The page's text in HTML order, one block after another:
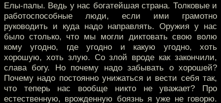
Елы-палы. Ведь у нас богатейшая страна. Толковые и
работоспособные люди, если ими грамотно
руководить и куда надо направлять. Оружия у нас
было столько, что мы могли диктовать свою волю
кому угодно, где угодно и какую угодно, хоть
хорошую, хоть злую. Со злой вроде как закончили,
слава богу. Но почему надо забывать о хорошей?
Почему надо постоянно унижаться и вести себя так,
что теперь нас вообще никто не уважает? Про
естественную, врожденную боязнь я уже не говорю.